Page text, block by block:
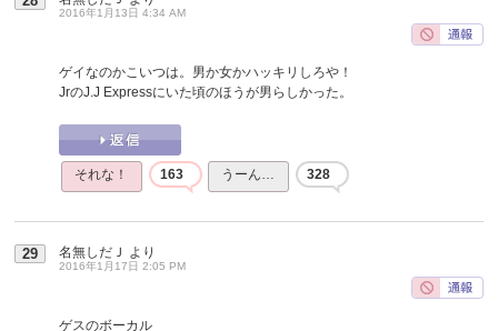
2016年1月13日 4:34 AM
ゲイなのかこいつは。男か女かハッキリしろや！
JrのJ.J Expressにいた頃のほうが男らしかった。
それな！ 163 うーん… 328
29 名無しだＪ より
2016年1月17日 2:05 PM
ゲスのボーカル